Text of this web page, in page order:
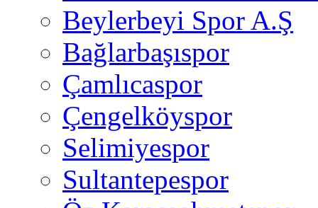
Beylerbeyi Spor A.Ş
Bağlarbaşıspor
Çamlıcaspor
Çengelköyspor
Selimiyespor
Sultantepespor